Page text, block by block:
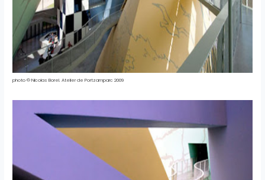
photo©Nicolas Borel.AtelierdePortzamparc 2009